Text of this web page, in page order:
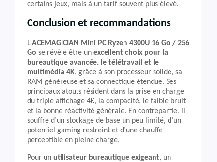
certains jeux, mais à un tarif souvent plus élevé.
Conclusion et recommandations
L’ACEMAGICIAN Mini PC Ryzen 4300U 16 Go / 256
Go se révèle être un excellent choix pour la
bureautique avancée, le télétravail et le
multimédia 4K, grâce à son processeur solide, sa
RAM généreuse et sa connectique étendue. Ses
principaux atouts résident dans la prise en charge
du triple affichage 4K, la compacité, le faible bruit
et la bonne réactivité générale. En contrepartie, il
souffre d’un stockage de base un peu limité, d’un
potentiel gaming restreint et d’une chauffe
perceptible en pleine charge.
Pour un utilisateur bureautique exigeant, un